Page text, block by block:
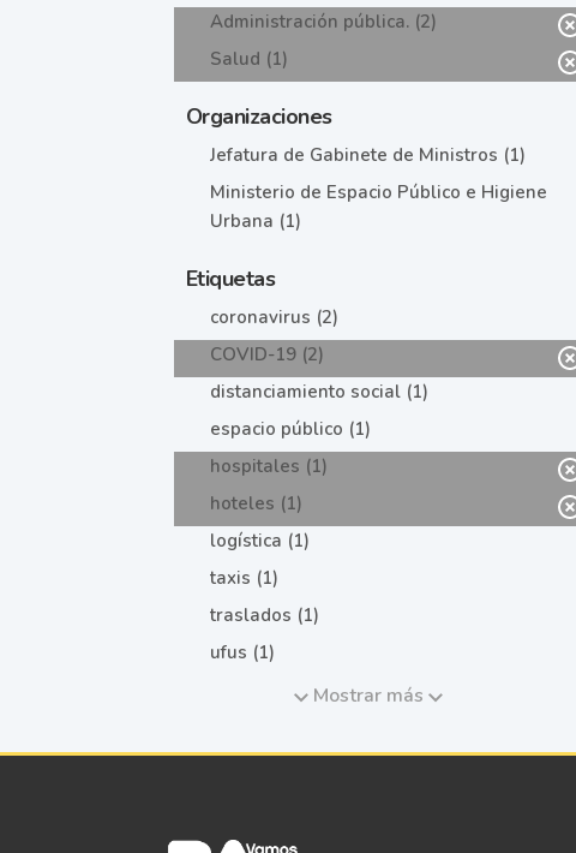
Administración pública. (2)
Salud (1)
Organizaciones
Jefatura de Gabinete de Ministros (1)
Ministerio de Espacio Público e Higiene
Urbana (1)
Etiquetas
coronavirus (2)
COVID-19 (2)
distanciamiento social (1)
espacio público (1)
hospitales (1)
hoteles (1)
logística (1)
taxis (1)
traslados (1)
ufus (1)
Mostrar más